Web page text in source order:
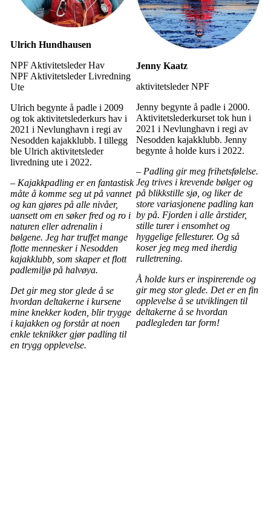
Ulrich Hundhausen
NPF Aktivitetsleder Hav
NPF Aktivitetsleder Livredning
Ute
Ulrich begynte å padle i 2009
og tok aktivitetslederkurs hav i
2021 i Nevlunghavn i regi av
Nesodden kajakklubb. I tillegg
ble Ulrich aktivitetsleder
livredning ute i 2022.
– Kajakkpadling er en fantastisk
måte å komme seg ut på vannet
og kan gjøres på alle nivåer,
uansett om en søker fred og ro i
naturen eller adrenalin i
bølgene. Jeg har truffet mange
flotte mennesker i Nesodden
kajakklubb, som skaper et flott
padlemiljø på halvøya.
Det gir meg stor glede å se
hvordan deltakerne i kursene
mine knekker koden, blir trygge
i kajakken og forstår at noen
enkle teknikker gjør padling til
en trygg opplevelse.
Jenny Kaatz
aktivitetsleder NPF
Jenny begynte å padle i 2000.
Aktivitetslederkurset tok hun i
2021 i Nevlunghavn i regi av
Nesodden kajakklubb. Jenny
begynte å holde kurs i 2022.
– Padling gir meg frihetsfølelse.
Jeg trives i krevende bølger og
på blikkstille sjø, og liker de
store variasjonene padling kan
by på. Fjorden i alle årstider,
stille turer i ensomhet og
hyggelige fellesturer. Og så
koser jeg meg med iherdig
rulletrening.
Å holde kurs er inspirerende og
gir meg stor glede. Det er en fin
opplevelse å se utviklingen til
deltakerne å se hvordan
padlegleden tar form!